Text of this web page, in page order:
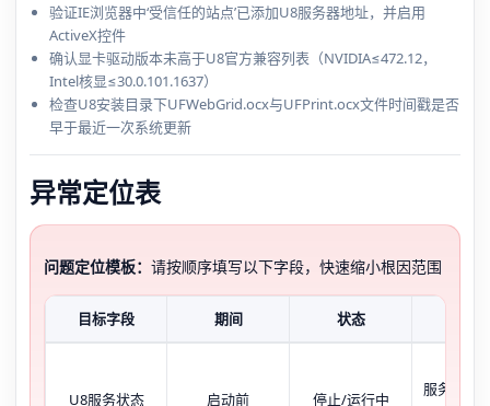
验证IE浏览器中‘受信任的站点’已添加U8服务器地址，并启用
ActiveX控件
确认显卡驱动版本未高于U8官方兼容列表（NVIDIA≤472.12，
Intel核显≤30.0.101.1637）
检查U8安装目录下UFWebGrid.ocx与UFPrint.ocx文件时间戳是否
早于最近一次系统更新
异常定位表
问题定位模板： 请按顺序填写以下字段，快速缩小根因范围
目标字段 期间 状态
U8服务状态 启动前 停止/运行中
服务未启